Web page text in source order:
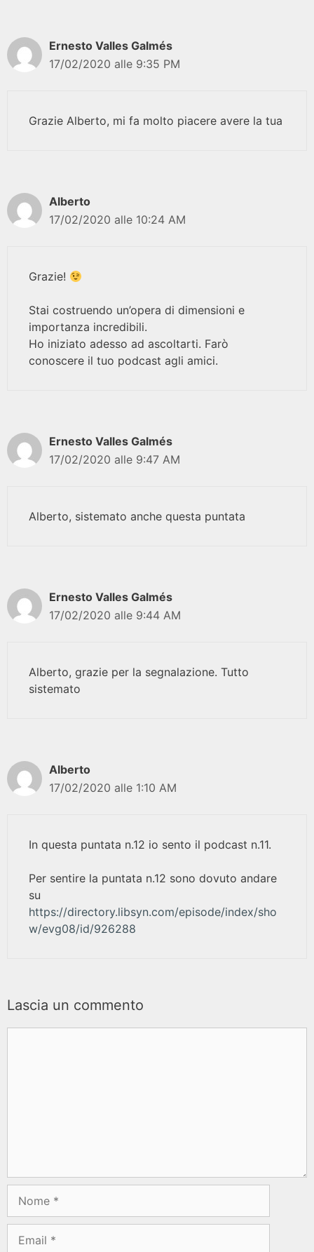
Ernesto Valles Galmés
17/02/2020 alle 9:35 PM
Grazie Alberto, mi fa molto piacere avere la tua
Alberto
17/02/2020 alle 10:24 AM
Grazie!
Stai costruendo un’opera di dimensioni e
importanza incredibili.
Ho iniziato adesso ad ascoltarti. Farò
conoscere il tuo podcast agli amici.
Ernesto Valles Galmés
17/02/2020 alle 9:47 AM
Alberto, sistemato anche questa puntata
Ernesto Valles Galmés
17/02/2020 alle 9:44 AM
Alberto, grazie per la segnalazione. Tutto
sistemato
Alberto
17/02/2020 alle 1:10 AM
In questa puntata n.12 io sento il podcast n.11.
Per sentire la puntata n.12 sono dovuto andare
su
https://directory.libsyn.com/episode/index/sho
w/evg08/id/926288
Lascia un commento